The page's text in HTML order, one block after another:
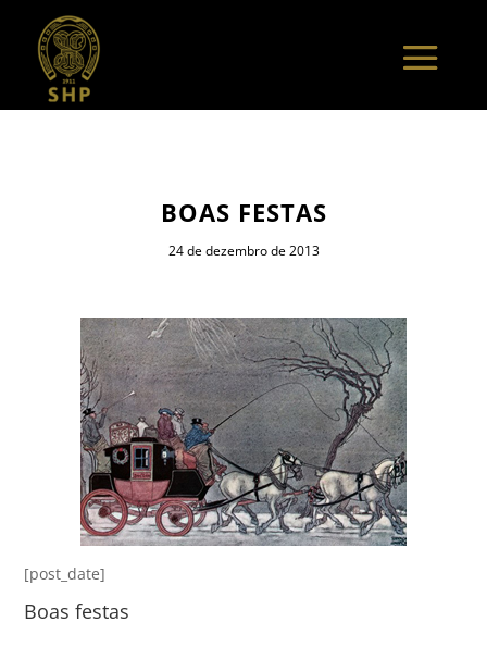
BOAS FESTAS
24 de dezembro de 2013
[post_date]
Boas festas